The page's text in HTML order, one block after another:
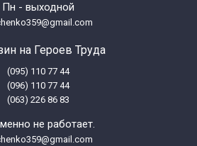
SAM
SAM
Пн - выходной
на Героев Труда
(095) 110 77 44
(096) 110 77 44
(063) 226 86 83
не работает.